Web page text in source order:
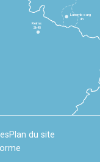
Reims
2h45
Luxembourg
4h
Plan du site